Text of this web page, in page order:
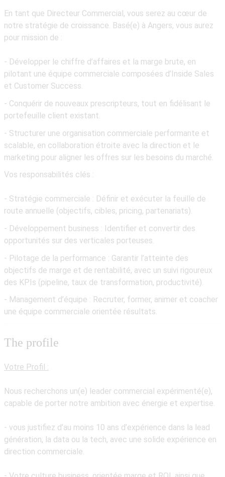
En tant que Directeur Commercial , vous serez au cœur de
notre stratégie de croissance. Basé(e) à Angers, vous aurez
pour mission de :
- Développer le chiffre d’affaires et la marge brute, en
pilotant une équipe commerciale composées d’Inside Sales
et Customer Success.
- Conquérir de nouveaux prescripteurs, tout en fidélisant le
portefeuille client existant.
- Structurer une organisation commerciale performante et
scalable, en collaboration étroite avec la direction et le
marketing pour aligner les offres sur les besoins du marché.
Vos responsabilités clés :
- Stratégie commerciale : Définir et exécuter la feuille de
route annuelle (objectifs, cibles, pricing, partenariats).
- Développement business : Identifier et convertir des
opportunités sur des verticales porteuses.
- Pilotage de la performance : Garantir l’atteinte des
objectifs de marge et de rentabilité, avec un suivi rigoureux
des KPIs (pipeline, taux de transformation, productivité).
- Management d’équipe : Recruter, former, animer et coacher
une équipe commerciale orientée résultats.
The profile
Votre Profil :
Nous recherchons un(e) leader commercial expérimenté(e),
capable de porter notre ambition avec énergie et expertise.
- vous justifiez d’au moins 10 ans d’expérience dans la lead
génération, la data ou la tech, avec une solide expérience en
direction commerciale.